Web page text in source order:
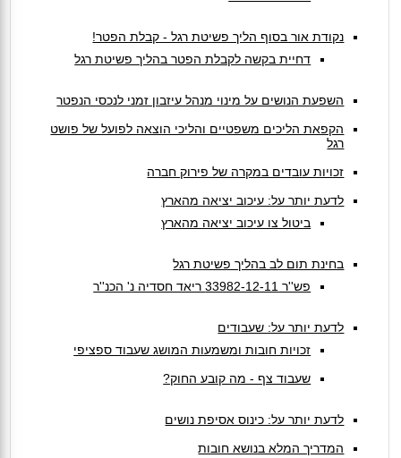
נקודת אור בסוף הליך פשיטת רגל - קבלת הפטר!
דחיית בקשה לקבלת הפטר בהליך פשיטת רגל
השפעת הנושים על מינוי מנהל עיזבון זמני לנכסי הנפטר
הקפאת הליכים משפטיים והליכי הוצאה לפועל של פושט
רגל
זכויות עובדים במקרה של פירוק חברה
לדעת יותר על: עיכוב יציאה מהארץ
ביטול צו עיכוב יציאה מהארץ
בחינת תום לב בהליך פשיטת רגל
פש''ר 33982-12-11 ריאד חסדיה נ' הכנ''ר
לדעת יותר על: שעבודים
זכויות חובות ומשמעות המושג שעבוד ספציפי
שעבוד צף - מה קובע החוק?
לדעת יותר על: כינוס אסיפת נושים
המדריך המלא בנושא חובות